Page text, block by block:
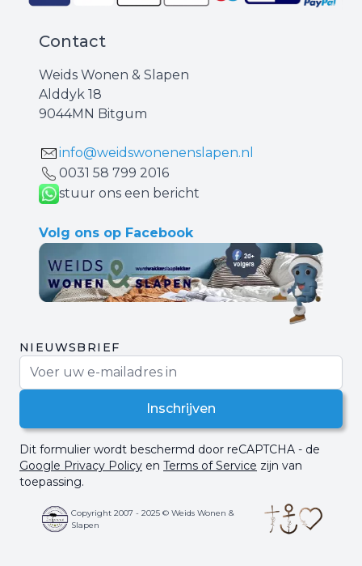
Contact
Weids Wonen & Slapen
Alddyk 18
9044MN Bitgum
info@weidswonenenslapen.nl
0031 ‪58 799 2016‬
stuur ons een bericht
Volg ons op Facebook
NIEUWSBRIEF
Inschrijven
Dit formulier wordt beschermd door reCAPTCHA - de
Google Privacy Policy en Terms of Service zijn van
toepassing.
Copyright 2007 - 2025 © Weids Wonen &
Slapen